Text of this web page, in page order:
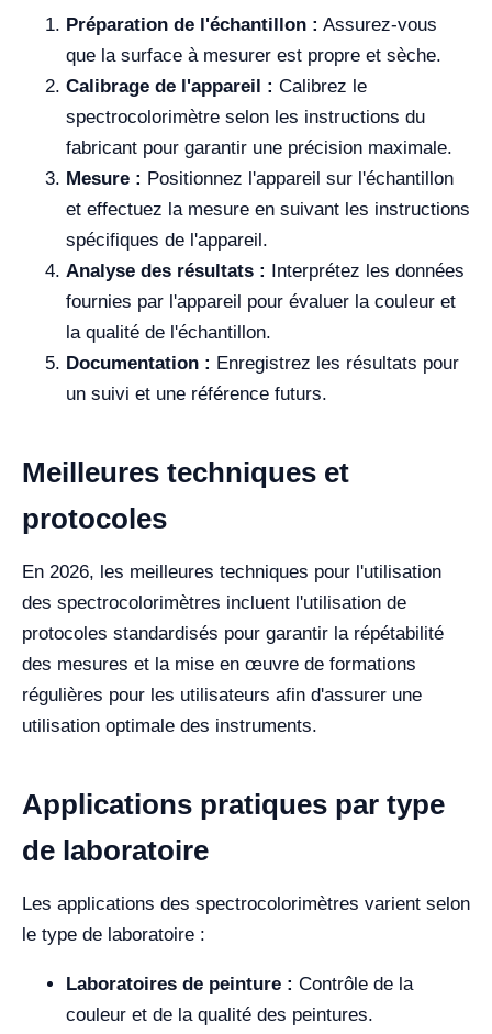
Préparation de l'échantillon : Assurez-vous
que la surface à mesurer est propre et sèche.
Calibrage de l'appareil : Calibrez le
spectrocolorimètre selon les instructions du
fabricant pour garantir une précision maximale.
Mesure : Positionnez l'appareil sur l'échantillon
et effectuez la mesure en suivant les instructions
spécifiques de l'appareil.
Analyse des résultats : Interprétez les données
fournies par l'appareil pour évaluer la couleur et
la qualité de l'échantillon.
Documentation : Enregistrez les résultats pour
un suivi et une référence futurs.
Meilleures techniques et
protocoles
En 2026, les meilleures techniques pour l'utilisation
des spectrocolorimètres incluent l'utilisation de
protocoles standardisés pour garantir la répétabilité
des mesures et la mise en œuvre de formations
régulières pour les utilisateurs afin d'assurer une
utilisation optimale des instruments.
Applications pratiques par type
de laboratoire
Les applications des spectrocolorimètres varient selon
le type de laboratoire :
Laboratoires de peinture : Contrôle de la
couleur et de la qualité des peintures.